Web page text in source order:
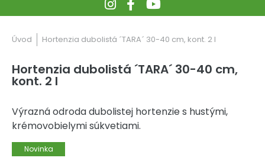
Úvod Hortenzia dubolistá ´TARA´ 30-40 cm, kont. 2 l
Hortenzia dubolistá ´TARA´ 30-40 cm,
kont. 2 l
Výrazná odroda dubolistej hortenzie s hustými,
krémovobielymi súkvetiami.
Novinka